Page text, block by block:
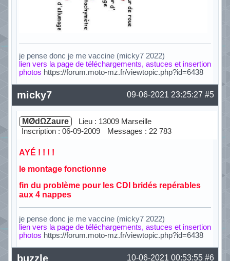
je pense donc je me vaccine (micky7 2022)
lien vers la page de téléchargements, astuces et insertion
photos https://forum.moto-mz.fr/viewtopic.php?id=6438
Hors ligne #5
09-06-2021 23:25:27
micky7
MØdΩZaure
Lieu : 13009 Marseille
Inscription : 06-09-2009
Messages : 22 783
AYÉ ! ! ! !
le montage fonctionne
fin du problème pour les CDI bridés repérables
aux 4 nappes
je pense donc je me vaccine (micky7 2022)
lien vers la page de téléchargements, astuces et insertion
photos https://forum.moto-mz.fr/viewtopic.php?id=6438
Hors ligne #6
10-06-2021 00:53:55
buzzle